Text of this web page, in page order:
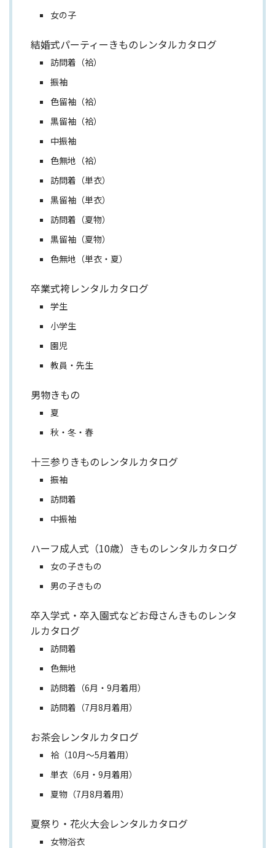
女の子
結婚式パーティーきものレンタルカタログ
訪問着（袷）
振袖
色留袖（袷）
黒留袖（袷）
中振袖
色無地（袷）
訪問着（単衣）
黒留袖（単衣）
訪問着（夏物）
黒留袖（夏物）
色無地（単衣・夏）
卒業式袴レンタルカタログ
学生
小学生
園児
教員・先生
男物きもの
夏
秋・冬・春
十三参りきものレンタルカタログ
振袖
訪問着
中振袖
ハーフ成人式（10歳）きものレンタルカタログ
女の子きもの
男の子きもの
卒入学式・卒入園式などお母さんきものレンタ
ルカタログ
訪問着
色無地
訪問着（6月・9月着用）
訪問着（7月8月着用）
お茶会レンタルカタログ
袷（10月～5月着用）
単衣（6月・9月着用）
夏物（7月8月着用）
夏祭り・花火大会レンタルカタログ
女物浴衣